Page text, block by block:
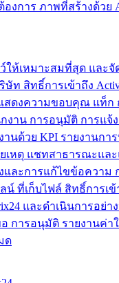
งการ ภาพที่สร้างด้วย
ให้เหมาะสมที่สุด และ
ท สิทธิ์การเข้าถึง
สดงความขอบคุณ แท็ก
าน การอนุมัติ การแจ้ง
นด้วย KPI รายงานก
เหตุ แชทสาธารณะแล
และการแก้ไขข้อควา
ที่เก็บไฟล์ สิทธิ์การเข้
และดำเนินการอ
การอนุมัติ รายงานค่า
ด